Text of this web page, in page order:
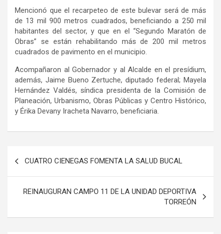
Mencionó que el recarpeteo de este bulevar será de más
de 13 mil 900 metros cuadrados, beneficiando a 250 mil
habitantes del sector, y que en el “Segundo Maratón de
Obras” se están rehabilitando más de 200 mil metros
cuadrados de pavimento en el municipio.
Acompañaron al Gobernador y al Alcalde en el presídium,
además, Jaime Bueno Zertuche, diputado federal; Mayela
Hernández Valdés, síndica presidenta de la Comisión de
Planeación, Urbanismo, Obras Públicas y Centro Histórico,
y Érika Devany Iracheta Navarro, beneficiaria.
entradas
CUATRO CIENEGAS FOMENTA LA SALUD BUCAL
REINAUGURAN CAMPO 11 DE LA UNIDAD DEPORTIVA
TORREÓN